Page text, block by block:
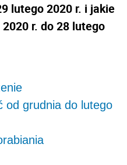
lutego 2020 r. i jakie
r. do 28 lutego
od grudnia do lutego